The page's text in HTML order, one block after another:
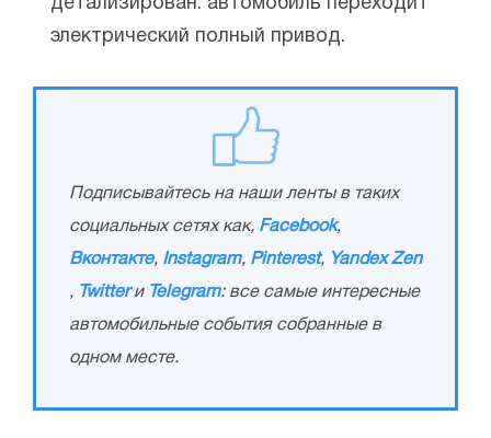
электрический полный привод.
Подписывайтесь на наши ленты в таких
социальных сетях как, Facebook,
Вконтакте, Instagram, Pinterest, Yandex Zen
, Twitterи Telegram: все самые интересные
автомобильные события собранные в
одном месте.